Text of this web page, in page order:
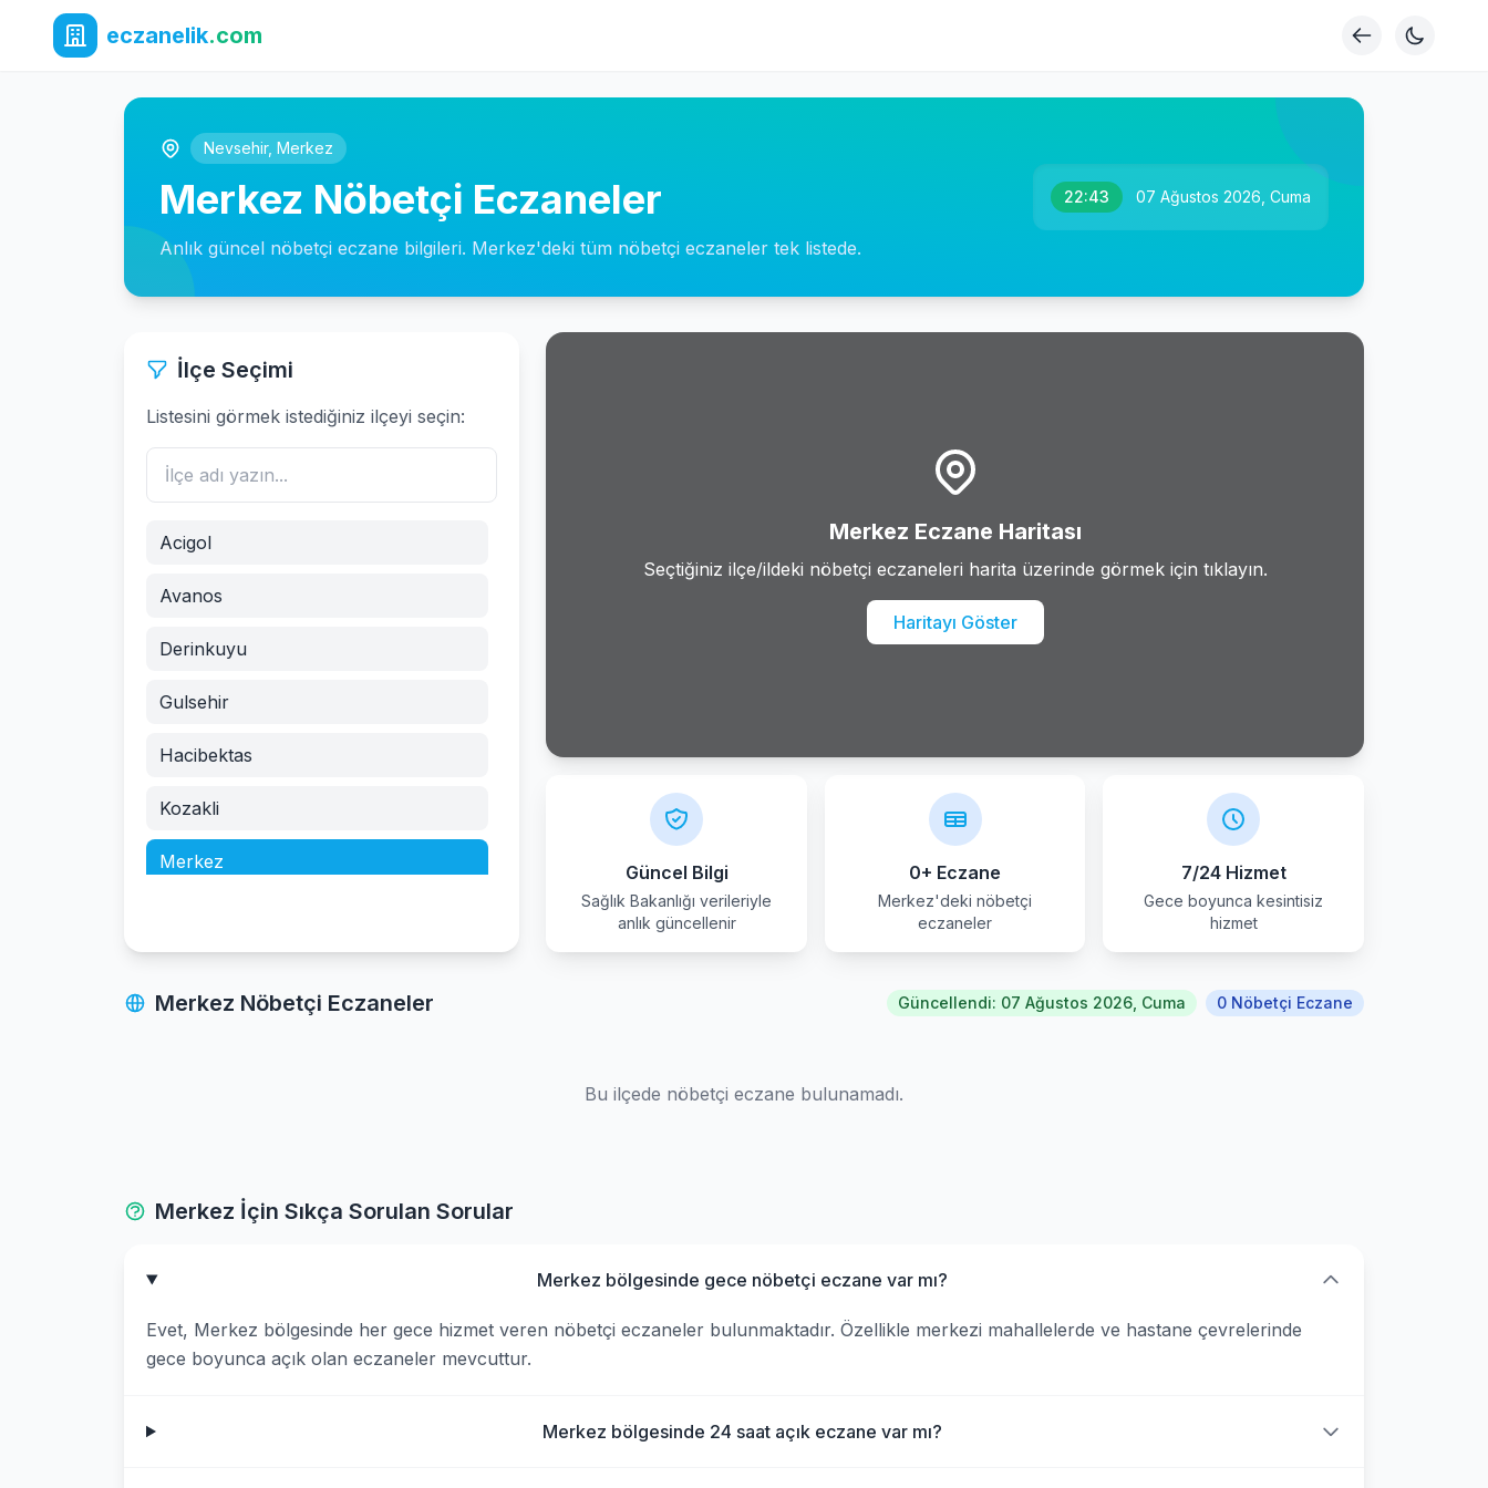
eczanelik.com
Nevsehir, Merkez
Merkez Nöbetçi Eczaneler
Anlık güncel nöbetçi eczane bilgileri. Merkez'deki tüm nöbetçi eczaneler tek listede.
22:43 07 Ağustos 2026, Cuma
İlçe Seçimi
Listesini görmek istediğiniz ilçeyi seçin:
Acigol
Avanos
Derinkuyu
Gulsehir
Hacibektas
Kozakli
Merkez
Merkez Eczane Haritası
Seçtiğiniz ilçe/ildeki nöbetçi eczaneleri harita üzerinde görmek için tıklayın.
Haritayı Göster
Güncel Bilgi
Sağlık Bakanlığı verileriyle
anlık güncellenir
0+ Eczane
Merkez'deki nöbetçi
eczaneler
7/24 Hizmet
Gece boyunca kesintisiz
hizmet
Merkez Nöbetçi Eczaneler Güncellendi: 07 Ağustos 2026, Cuma 0 Nöbetçi Eczane
Bu ilçede nöbetçi eczane bulunamadı.
Merkez İçin Sıkça Sorulan Sorular
Merkez bölgesinde gece nöbetçi eczane var mı?
Evet, Merkez bölgesinde her gece hizmet veren nöbetçi eczaneler bulunmaktadır. Özellikle merkezi mahallelerde ve hastane çevrelerinde
gece boyunca açık olan eczaneler mevcuttur.
Merkez bölgesinde 24 saat açık eczane var mı?